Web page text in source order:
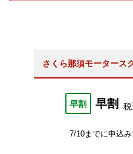
さくら那須モータース
早割 早割
7/10までに申込